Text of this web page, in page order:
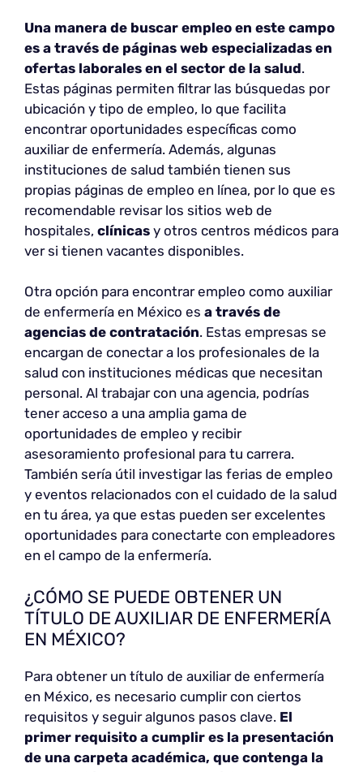
Una manera de buscar empleo en este campo
es a través de páginas web especializadas en
ofertas laborales en el sector de la salud.
Estas páginas permiten filtrar las búsquedas por
ubicación y tipo de empleo, lo que facilita
encontrar oportunidades específicas como
auxiliar de enfermería. Además, algunas
instituciones de salud también tienen sus
propias páginas de empleo en línea, por lo que es
recomendable revisar los sitios web de
hospitales, clínicas y otros centros médicos para
ver si tienen vacantes disponibles.
Otra opción para encontrar empleo como auxiliar
de enfermería en México es a través de
agencias de contratación. Estas empresas se
encargan de conectar a los profesionales de la
salud con instituciones médicas que necesitan
personal. Al trabajar con una agencia, podrías
tener acceso a una amplia gama de
oportunidades de empleo y recibir
asesoramiento profesional para tu carrera.
También sería útil investigar las ferias de empleo
y eventos relacionados con el cuidado de la salud
en tu área, ya que estas pueden ser excelentes
oportunidades para conectarte con empleadores
en el campo de la enfermería.
¿CÓMO SE PUEDE OBTENER UN
TÍTULO DE AUXILIAR DE ENFERMERÍA
EN MÉXICO?
Para obtener un título de auxiliar de enfermería
en México, es necesario cumplir con ciertos
requisitos y seguir algunos pasos clave. El
primer requisito a cumplir es la presentación
de una carpeta académica, que contenga la